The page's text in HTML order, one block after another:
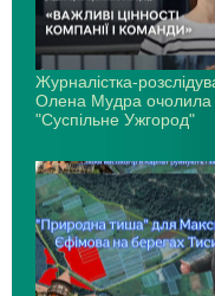
Журналістка-
Олена Мудра очолила
"Суспільне Ужгород"